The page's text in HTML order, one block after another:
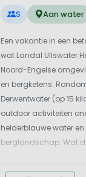
S Aan water
Een vakantie in een
wat Landal Ullswater
Noord-Engelse
en bergketens.
Derwentwater (op 15
outdoor activiteiten
helderblauwe water
berglandschap. Wat